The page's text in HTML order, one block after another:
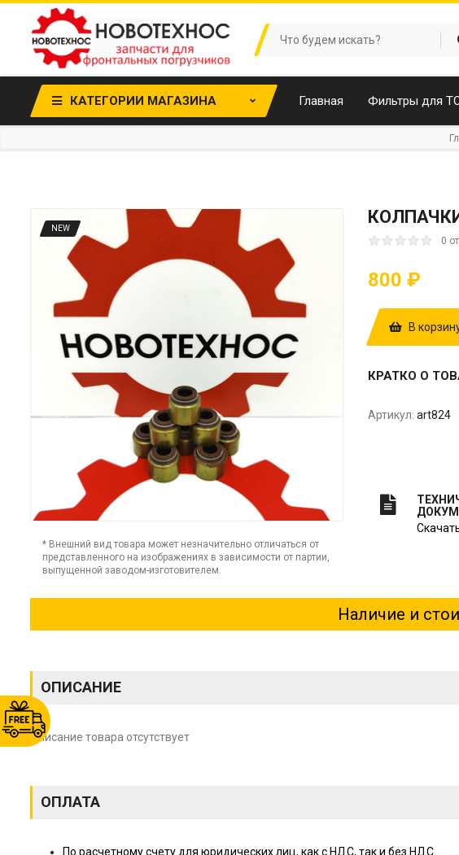
КАТЕГОРИИ МАГАЗИНА Главная Фильтры для
NEW
* Внешний вид товара может незначительно отличаться от
представленного на изображениях в зависимости от партии,
выпущенной заводом-изготовителем.
0
800 ₽
В
КРАТКО О
Артикул: art824
Наличие и
ОПИСАНИЕ
Описание товара отсутствует
ОПЛАТА
По расчетному счету для юридических лиц, как с НДС, так и без НДС.